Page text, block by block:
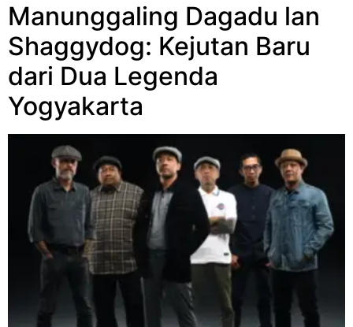
Manunggaling Dagadu lan
Shaggydog: Kejutan Baru
dari Dua Legenda
Yogyakarta